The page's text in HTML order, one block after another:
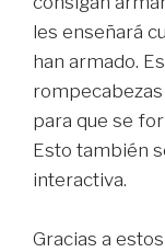
les enseñará
han armado.
para que se
Esto también
interactiva.
Gracias a